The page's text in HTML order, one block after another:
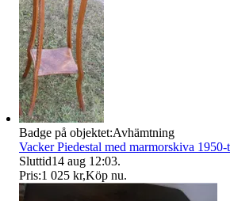
Badge på objektet:Avhämtning
Vacker Piedestal med marmorskiva
Sluttid14 aug 12:03.
Pris:1 025 kr,Köp nu.